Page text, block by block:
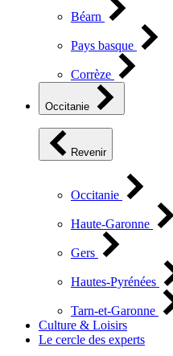
Béarn
Pays basque
Corrèze
Occitanie
Revenir
Occitanie
Haute-Garonne
Gers
Hautes-Pyrénées
Tarn-et-Garonne
Culture & Loisirs
Le cercle des experts